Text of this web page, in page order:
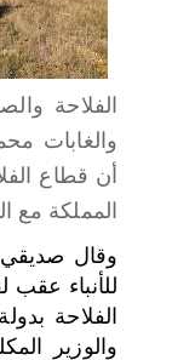
الفلاحة
والغابات
أن قطاع
المملكة مع
وقال
للأنباء عقب
الفلاحة
والوزير